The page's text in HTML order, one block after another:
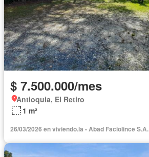
$ 7.500.000/mes
Antioquia, El Retiro
1 m²
26/03/2026 en viviendo.la - Abad Faciolince S.A.